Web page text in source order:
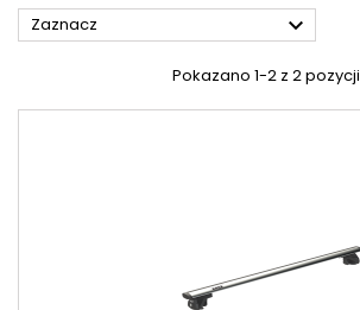
Zaznacz 
Pokazano 1-2 z 2 pozycji